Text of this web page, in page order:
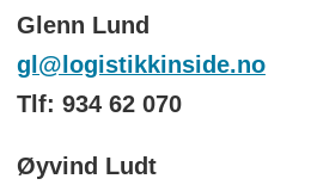
Glenn Lund
gl@logistikkinside.no
Tlf: 934 62 070
Øyvind Ludt